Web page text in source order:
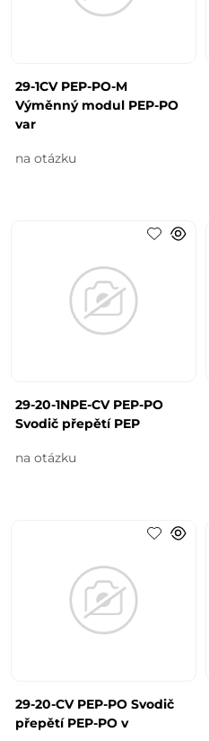
29-1CV PEP-PO-M
Výměnný modul PEP-PO
var
na otázku
29-20-1NPE-CV PEP-PO
Svodič přepětí PEP
na otázku
29-20-CV PEP-PO Svodič
přepětí PEP-PO v